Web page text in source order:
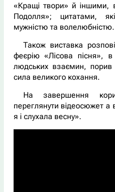
«Кращі твори» й іншими,
Подолля»; цитатами,
мужністю та волелюбністю.
Також виставка
феєрію «Лісова пісня», в
людських взаємин,
сила великого кохання.
На завершення
переглянути відеосюжет
я і слухала весну».